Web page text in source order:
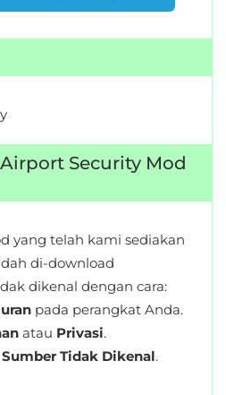
Security Mod
yang telah kami sediakan
di-download
dikenal dengan cara:
pada perangkat Anda.
atau Privasi.
Sumber Tidak Dikenal.